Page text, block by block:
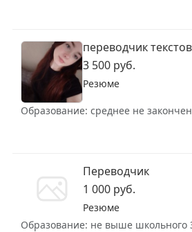
переводчик текстов
3 500 руб.
Резюме
Образование: среднее не
Переводчик
1 000 руб.
Резюме
Образование: не выше школьного